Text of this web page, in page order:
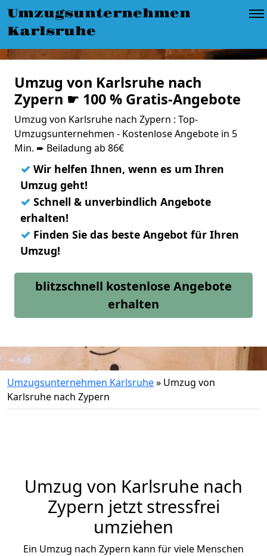
Umzugsunternehmen
Karlsruhe
Umzug von Karlsruhe nach
Zypern ☛ 100 % Gratis-Angebote
Umzug von Karlsruhe nach Zypern : Top-
Umzugsunternehmen - Kostenlose Angebote in 5
Min. ➨ Beiladung ab 86€
✓ Wir helfen Ihnen, wenn es um Ihren
Umzug geht!
✓ Schnell & unverbindlich Angebote
erhalten!
✓ Finden Sie das beste Angebot für Ihren
Umzug!
blitzschnell kostenlose Angebote
erhalten
Umzugsunternehmen Karlsruhe» Umzug von
Karlsruhe nach Zypern
Umzug von Karlsruhe nach
Zypern jetzt stressfrei
umziehen
Ein Umzug nach Zypern kann für viele Menschen